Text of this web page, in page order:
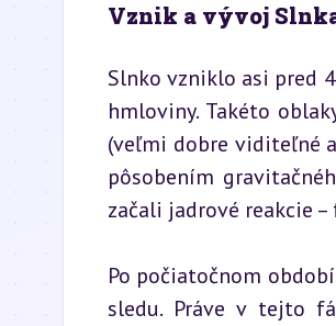
Vznik a vývoj
Slnko vzniklo asi pred
hmloviny. Takéto
(veľmi dobre viditeľné
pôsobením
začali jadrové reakcie
Po počiatočnom
sledu. Práve v tejto